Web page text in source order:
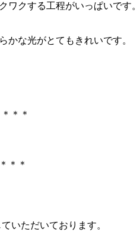
クする工程がいっぱいです。
な光がとてもきれいです。
＊＊
＊＊
いただいております。